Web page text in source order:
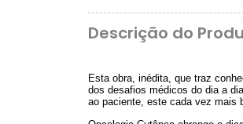
Descrição do
Esta obra, inédita, que traz
dos desafios médicos do dia a
ao paciente, este cada vez mais